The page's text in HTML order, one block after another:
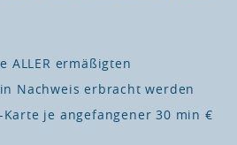
ALLER ermäßigten
Nachweis erbracht werden
je angefangener 30 min €